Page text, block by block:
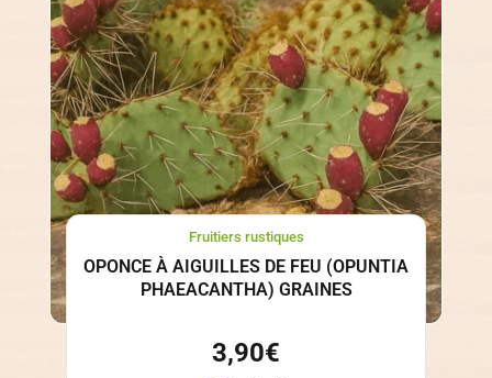
Fruitiers rustiques
OPONCE À AIGUILLES DE FEU (OPUNTIA
PHAEACANTHA) GRAINES
3,90€